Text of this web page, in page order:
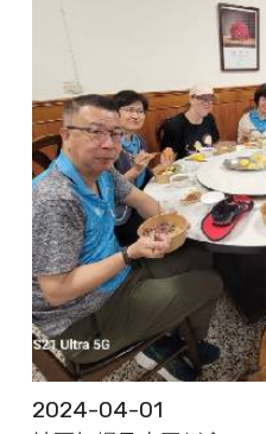
2024-04-01